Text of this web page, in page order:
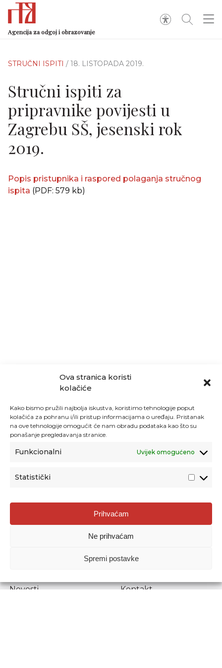
Ova stranica koristi
kolačiće
Kako bismo pružili najbolja iskustva, koristimo tehnologije poput
kolačića za pohranu i/ili pristup informacijama o uređaju. Pristanak
na ove tehnologije omogućit će nam obradu podataka kao što su
ponašanje pregledavanja stranice.
Funkcionalni Uvijek omogućeno
Statistički
Prihvaćam
Ne prihvaćam
Spremi postavke
Agencija za odgoj i obrazovanje
STRUČNI ISPITI / 18. LISTOPADA 2019.
Stručni ispiti za
pripravnike povijesti u
Zagrebu SŠ, jesenski rok
2019.
Popis pristupnika i raspored polaganja stručnog
ispita (PDF: 579 kb)
Agencija za odgoj i obrazovanje
Donje Svetice 38, 10000 Zagreb
1778129
Prenošenje sadržaja dopušteno je uz navođenje izvora.
Novosti
Kontakt